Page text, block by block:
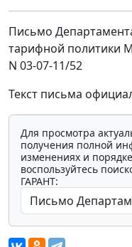
Письмо
тарифной политики
N 03-07-11/52
Текст письма
Для просмотра
получения полной
изменениях и
воспользуйтесь
ГАРАНТ: